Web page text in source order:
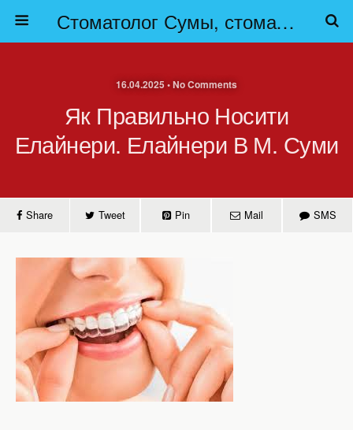
Стоматолог Сумы, стоматологические клиники Сумы, детская стоматология в Сумах. | Частная стоматология Сумы
16.04.2025 • No Comments
Як Правильно Носити
Елайнери. Елайнери В М. Суми
Share Tweet Pin Mail SMS